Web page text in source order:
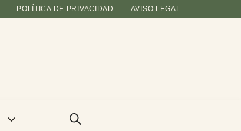
POLÍTICA DE PRIVACIDAD AVISO LEGAL